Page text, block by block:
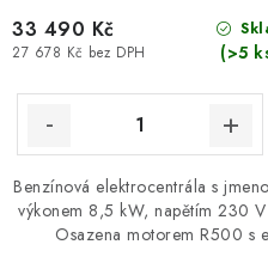
(>5
27 678 Kč bez DPH
33 490 Kč
Benzínová elektrocentrála s
výkonem 8,5 kW, napětím 230
Osazena motorem R500 s